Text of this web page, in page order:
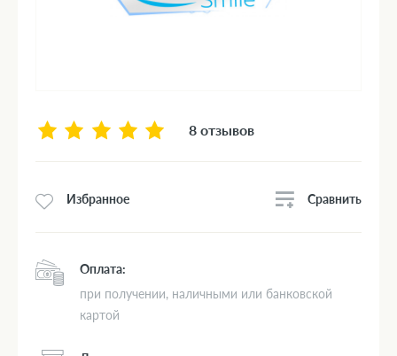
8 отзывов
Избранное Сравнить
Оплата:
при получении, наличными или банковской
картой